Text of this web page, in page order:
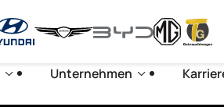
Unternehmen